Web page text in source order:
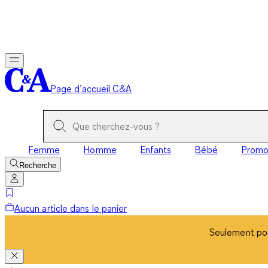
Page d’accueil C&A
Femme Homme Enfants Bébé Promo
Recherche
Aucun article dans le panier
Seulement